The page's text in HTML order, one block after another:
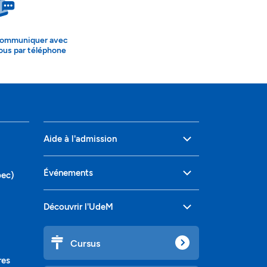
avec
par téléphone
Aide à l'admission
Événements
Découvrir l'UdeM
Cursus